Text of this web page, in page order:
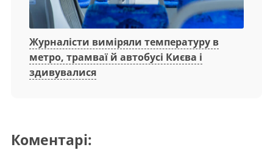
Журналісти виміряли температуру в
метро, трамваї й автобусі Києва і
здивувалися
Коментарі: